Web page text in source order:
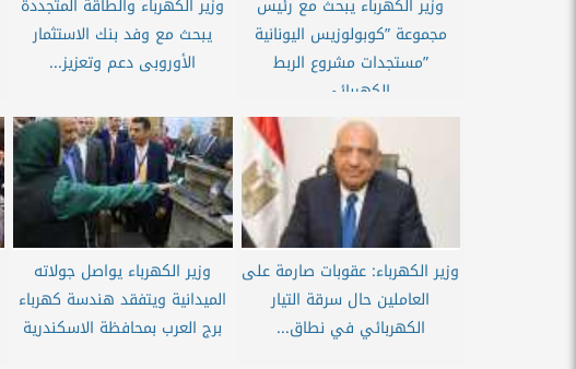
مجموعة ”كوبولوزيس اليونانية
”مستجدات مشروع الربط
الكهربائي...
يبحث مع وفد بنك الاستثمار
الأوروبى دعم وتعزيز...
وزير الكهرباء: عقوبات صارمة على
العاملين حال سرقة التيار
الكهربائي في نطاق...
وزير الكهرباء يواصل جولاته
الميدانية ويتفقد هندسة كهرباء
برج العرب بمحافظة الاسكندرية